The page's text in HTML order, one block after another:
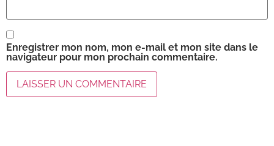
Enregistrer mon nom, mon e-mail et mon site dans le
navigateur pour mon prochain commentaire.